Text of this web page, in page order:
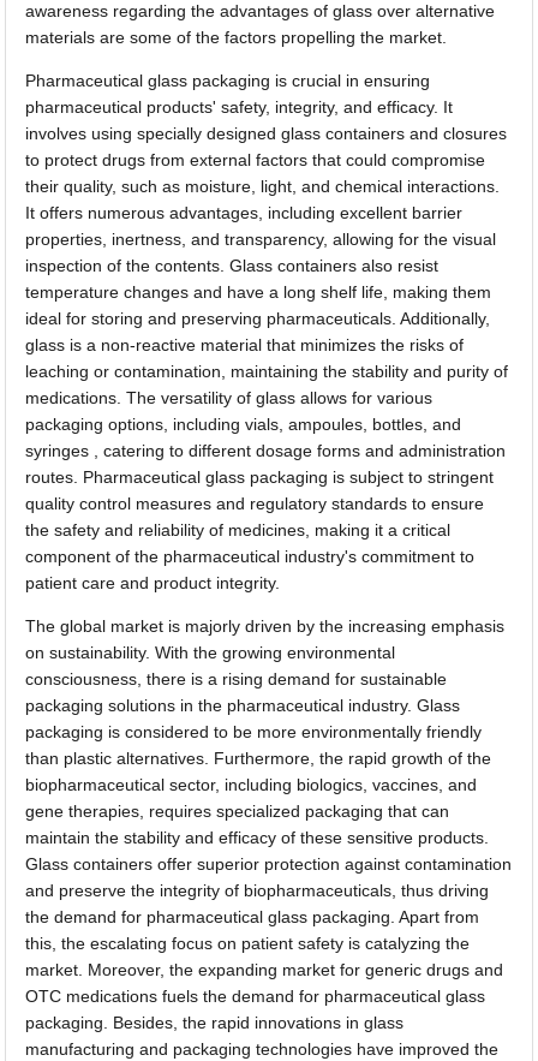
awareness regarding the advantages of glass over alternative
materials are some of the factors propelling the market.
Pharmaceutical glass packaging is crucial in ensuring
pharmaceutical products' safety, integrity, and efficacy. It
involves using specially designed glass containers and closures
to protect drugs from external factors that could compromise
their quality, such as moisture, light, and chemical interactions.
It offers numerous advantages, including excellent barrier
properties, inertness, and transparency, allowing for the visual
inspection of the contents. Glass containers also resist
temperature changes and have a long shelf life, making them
ideal for storing and preserving pharmaceuticals. Additionally,
glass is a non-reactive material that minimizes the risks of
leaching or contamination, maintaining the stability and purity of
medications. The versatility of glass allows for various
packaging options, including vials, ampoules, bottles, and
syringes , catering to different dosage forms and administration
routes. Pharmaceutical glass packaging is subject to stringent
quality control measures and regulatory standards to ensure
the safety and reliability of medicines, making it a critical
component of the pharmaceutical industry's commitment to
patient care and product integrity.
The global market is majorly driven by the increasing emphasis
on sustainability. With the growing environmental
consciousness, there is a rising demand for sustainable
packaging solutions in the pharmaceutical industry. Glass
packaging is considered to be more environmentally friendly
than plastic alternatives. Furthermore, the rapid growth of the
biopharmaceutical sector, including biologics, vaccines, and
gene therapies, requires specialized packaging that can
maintain the stability and efficacy of these sensitive products.
Glass containers offer superior protection against contamination
and preserve the integrity of biopharmaceuticals, thus driving
the demand for pharmaceutical glass packaging. Apart from
this, the escalating focus on patient safety is catalyzing the
market. Moreover, the expanding market for generic drugs and
OTC medications fuels the demand for pharmaceutical glass
packaging. Besides, the rapid innovations in glass
manufacturing and packaging technologies have improved the